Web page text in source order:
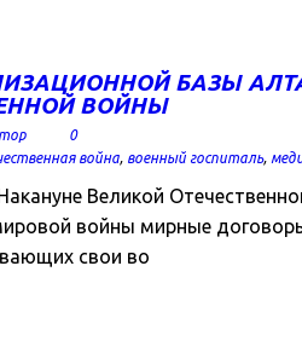
БАЗЫ
ВОЙНЫ
0
война, военный госпиталь,
Великой
войны мирные
свои во